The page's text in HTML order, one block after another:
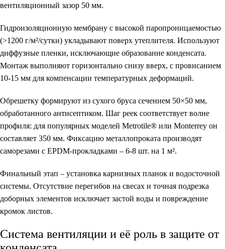
вентиляционный зазор 50 мм.
Гидроизоляционную мембрану с высокой паропроницаемостью
(>1200 г/м²/сутки) укладывают поверх утеплителя. Используют
диффузные пленки, исключающие образование конденсата.
Монтаж выполняют горизонтально снизу вверх, с провисанием
10-15 мм для компенсации температурных деформаций.
Обрешетку формируют из сухого бруса сечением 50×50 мм,
обработанного антисептиком. Шаг реек соответствует волне
профиля: для популярных моделей Metrotile® или Monterrey он
составляет 350 мм. Фиксацию металлопроката производят
саморезами с EPDM-прокладками – 6-8 шт. на 1 м².
Финальный этап – установка карнизных планок и водосточной
системы. Отсутствие перегибов на свесах и точная подрезка
доборных элементов исключает застой воды и повреждение
кромок листов.
Система вентиляции и её роль в защите от